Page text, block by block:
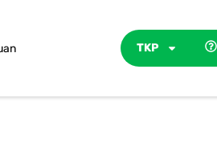
TKP